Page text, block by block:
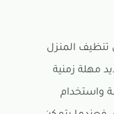
تنظيف المنزل
مهلة زمنية
واستخدام